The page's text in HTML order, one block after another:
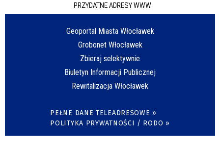
PRZYDATNE ADRESY WWW
Geoportal Miasta Włocławek
Grobonet Włocławek
Zbieraj selektywnie
Biuletyn Informacji Publicznej
Rewitalizacja Włocławek
PEŁNE DANE TELEADRESOWE »
POLITYKA PRYWATNOŚCI / RODO »